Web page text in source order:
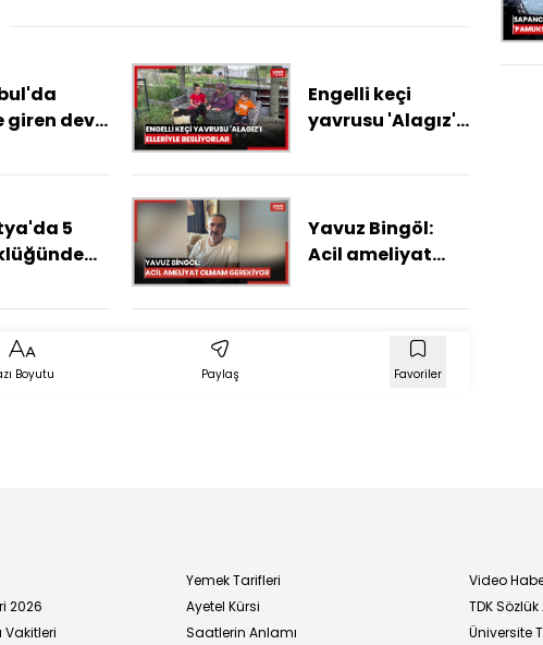
giren dev
neden
Engelli keçi
yavrusu 'Alagız'ı
besliyorlar
5
Yavuz Bingöl:
Acil ameliyat
Boyutu Paylaş Favoriler
2026
Vakitleri
Yemek Tarifleri
Ayetel Kürsi
Saatlerin Anlamı
Video
TDK
Üniversite